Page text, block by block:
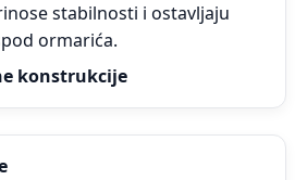
stabilnosti i ostavljaju
ormarića.
konstrukcije